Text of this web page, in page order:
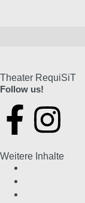
Theater RequiSiT
Follow us!
Weitere Inhalte